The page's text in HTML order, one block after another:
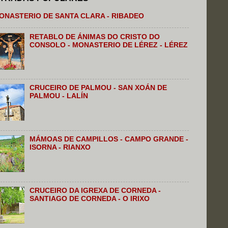
DE SANTA CLARA - RIBADEO
RETABLO DE ÁNIMAS DO CRISTO DO
CONSOLO - MONASTERIO DE LÉREZ - LÉREZ
CRUCEIRO DE PALMOU - SAN XOÁN DE
PALMOU - LALÍN
MÁMOAS DE CAMPILLOS - CAMPO GRANDE -
ISORNA - RIANXO
CRUCEIRO DA IGREXA DE CORNEDA -
SANTIAGO DE CORNEDA - O IRIXO